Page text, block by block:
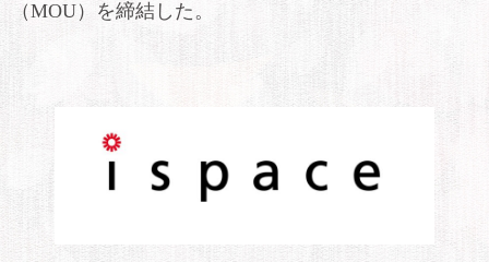
（MOU）を締結した。